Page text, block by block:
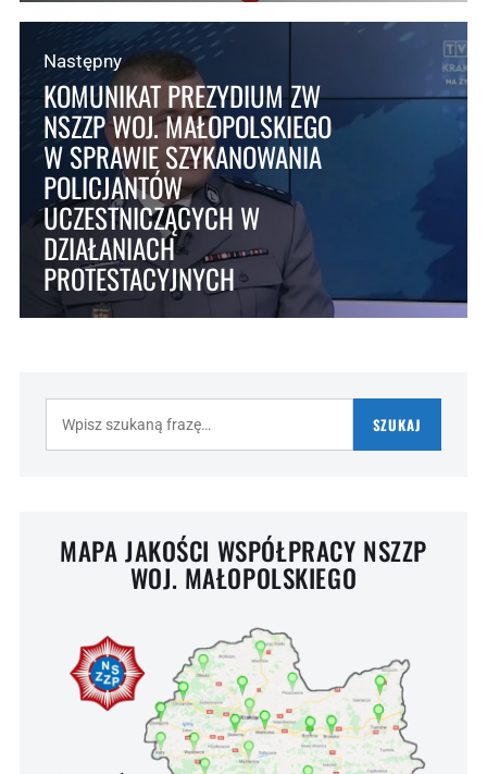
Następny
KOMUNIKAT PREZYDIUM ZW
NSZZP WOJ. MAŁOPOLSKIEGO
W SPRAWIE SZYKANOWANIA
POLICJANTÓW
UCZESTNICZĄCYCH W
DZIAŁANIACH
PROTESTACYJNYCH
SZUKAJ
MAPA JAKOŚCI WSPÓŁPRACY NSZZP
WOJ. MAŁOPOLSKIEGO